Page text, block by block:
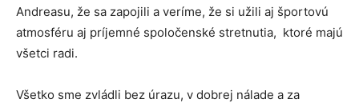
Andreasu, že sa zapojili a veríme, že si užili aj športovú
atmosféru aj príjemné spoločenské stretnutia, ktoré majú
všetci radi.
Všetko sme zvládli bez úrazu, v dobrej nálade a za